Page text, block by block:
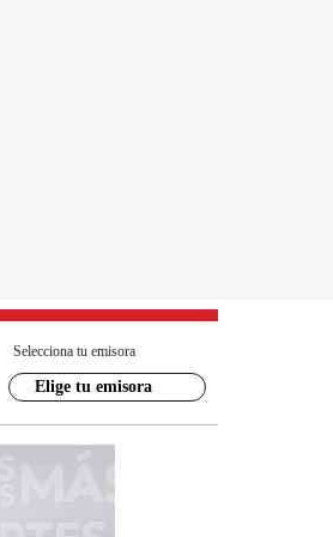
Selecciona tu emisora
Elige tu emisora